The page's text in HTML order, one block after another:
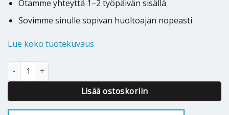
Otamme yhteyttä 1–2 työpäivän sisällä
Sovimme sinulle sopivan huoltoajan nopeasti
Lue koko tuotekuvaus
Ilmavesilämpöpumpun huolto määrä
Lisää ostoskoriin
Alternative: